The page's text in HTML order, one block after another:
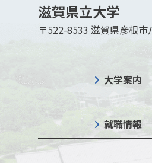
滋賀県立大学
〒522-8533 滋賀県彦根
大学案内
就職情報